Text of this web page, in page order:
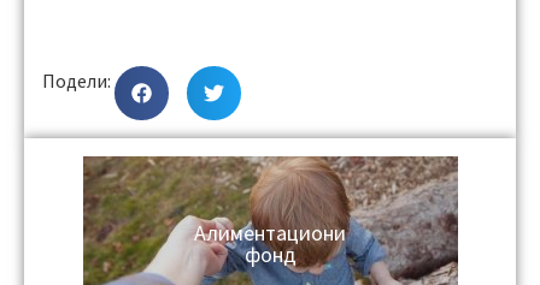
Подели:
Алиментациони
фонд